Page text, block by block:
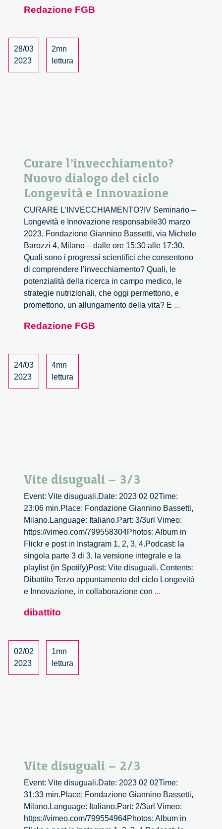
Redazione FGB
28/03
2023
2mn
lettura
Curare l’invecchiamento?
Nuovo dialogo del ciclo
Longevità e Innovazione
CURARE L’INVECCHIAMENTO?IV Seminario –
Longevità e Innovazione responsabile30 marzo
2023, Fondazione Giannino Bassetti, via Michele
Barozzi 4, Milano – dalle ore 15:30 alle 17:30.
Quali sono i progressi scientifici che consentono
di comprendere l’invecchiamento? Quali, le
potenzialità della ricerca in campo medico, le
strategie nutrizionali, che oggi permettono, e
promettono, un allungamento della vita? E ...
Redazione FGB
24/03
2023
4mn
lettura
Vite disuguali – 3/3
Event: Vite disuguali.Date: 2023 02 02Time:
23:06 min.Place: Fondazione Giannino Bassetti,
Milano.Language: Italiano.Part: 3/3url Vimeo:
https://vimeo.com/799558304Photos: Album in
Flickr e post in Instagram 1, 2, 3, 4.Podcast: la
singola parte 3 di 3, la versione integrale e la
playlist (in Spotify)Post: Vite disuguali. Contents:
Dibattito Terzo appuntamento del ciclo Longevità
e Innovazione, in collaborazione con ...
dibattito
02/02
2023
1mn
lettura
Vite disuguali – 2/3
Event: Vite disuguali.Date: 2023 02 02Time:
31:33 min.Place: Fondazione Giannino Bassetti,
Milano.Language: Italiano.Part: 2/3url Vimeo:
https://vimeo.com/799554964Photos: Album in